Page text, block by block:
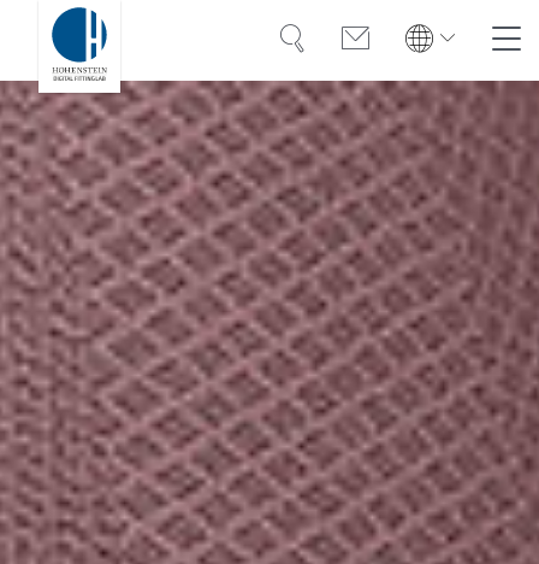
SucheKontakt
Global
English Deutsch
Suche
Lösungen
Weiterbildung
Referenzen
Über uns